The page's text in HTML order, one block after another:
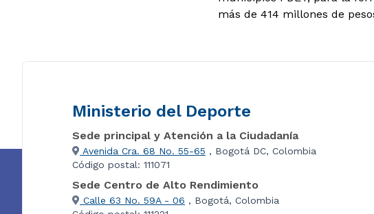
más de 414 millones de
Ministerio del Deporte
Sede principal y Atención a la Ciudadanía
Avenida Cra. 68 No. 55-65 , Bogotá DC, Colombia
Código postal: 111071
Sede Centro de Alto Rendimiento
Calle 63 No. 59A - 06 , Bogotá, Colombia